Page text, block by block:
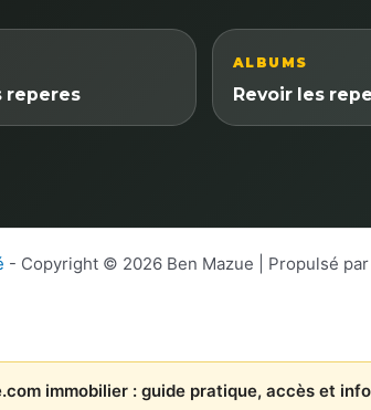
reperes
ALBUMS
Revoir les
- Copyright © 2026 Ben Mazue | Propulsé par
immobilier : guide pratique, accès et